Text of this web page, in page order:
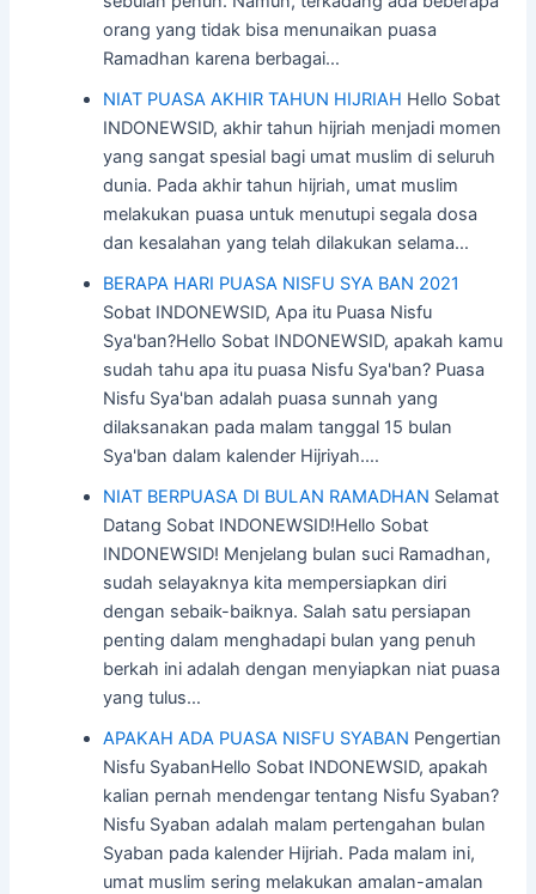
orang yang tidak bisa menunaikan puasa
Ramadhan karena berbagai…
NIAT PUASA AKHIR TAHUN HIJRIAH Hello Sobat
INDONEWSID, akhir tahun hijriah menjadi momen
yang sangat spesial bagi umat muslim di seluruh
dunia. Pada akhir tahun hijriah, umat muslim
melakukan puasa untuk menutupi segala dosa
dan kesalahan yang telah dilakukan selama…
BERAPA HARI PUASA NISFU SYA BAN 2021
Sobat INDONEWSID, Apa itu Puasa Nisfu
Sya'ban?Hello Sobat INDONEWSID, apakah kamu
sudah tahu apa itu puasa Nisfu Sya'ban? Puasa
Nisfu Sya'ban adalah puasa sunnah yang
dilaksanakan pada malam tanggal 15 bulan
Sya'ban dalam kalender Hijriyah.…
NIAT BERPUASA DI BULAN RAMADHAN Selamat
Datang Sobat INDONEWSID!Hello Sobat
INDONEWSID! Menjelang bulan suci Ramadhan,
sudah selayaknya kita mempersiapkan diri
dengan sebaik-baiknya. Salah satu persiapan
penting dalam menghadapi bulan yang penuh
berkah ini adalah dengan menyiapkan niat puasa
yang tulus…
APAKAH ADA PUASA NISFU SYABAN Pengertian
Nisfu SyabanHello Sobat INDONEWSID, apakah
kalian pernah mendengar tentang Nisfu Syaban?
Nisfu Syaban adalah malam pertengahan bulan
Syaban pada kalender Hijriah. Pada malam ini,
umat muslim sering melakukan amalan-amalan